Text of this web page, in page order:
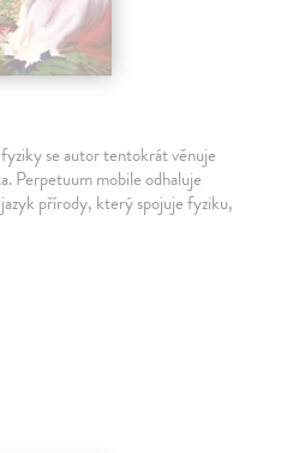
se autor tentokrát věnuje
Perpetuum mobile odhaluje
přírody, který spojuje fyziku,